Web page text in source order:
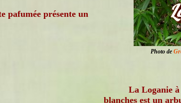
Photo de
pafumée présente un
La Loganie
blanches est un